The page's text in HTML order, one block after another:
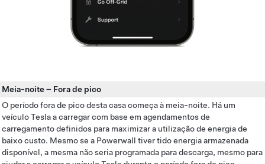
Meia-noite– Fora de pico
O período fora de pico desta casa começa à meia-noite. Há um
veículo Tesla a carregar com base em agendamentos de
carregamento definidos para maximizar a utilização de energia de
baixo custo. Mesmo se a Powerwall tiver tido energia armazenada
disponível, a mesma não seria programada para descarga, mesmo para